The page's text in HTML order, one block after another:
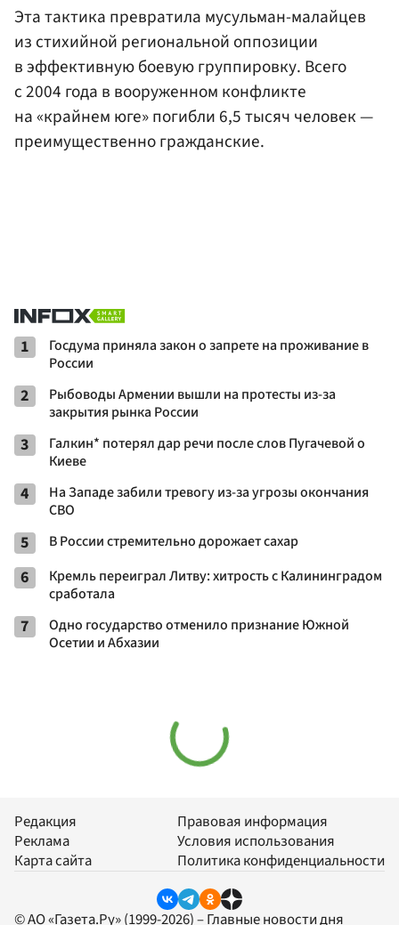
Эта тактика превратила мусульман-малайцев
из стихийной региональной оппозиции
в эффективную боевую группировку. Всего
с 2004 года в вооруженном конфликте
на «крайнем юге» погибли 6,5 тысяч человек —
преимущественно гражданские.
1
Госдума приняла закон о запрете на проживание в
России
2
Рыбоводы Армении вышли на протесты из-за
закрытия рынка России
3
Галкин* потерял дар речи после слов Пугачевой о
Киеве
4
На Западе забили тревогу из-за угрозы окончания
СВО
5 В России стремительно дорожает сахар
6
Кремль переиграл Литву: хитрость с Калининградом
сработала
7
Одно государство отменило признание Южной
Осетии и Абхазии
Редакция
Реклама
Карта сайта
Правовая информация
Условия использования
Политика конфиденциальности
© АО «Газета.Ру» (1999-2026) – Главные новости дня